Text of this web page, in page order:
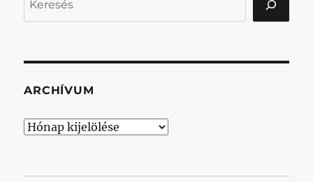
ARCHÍVUM
Archívum